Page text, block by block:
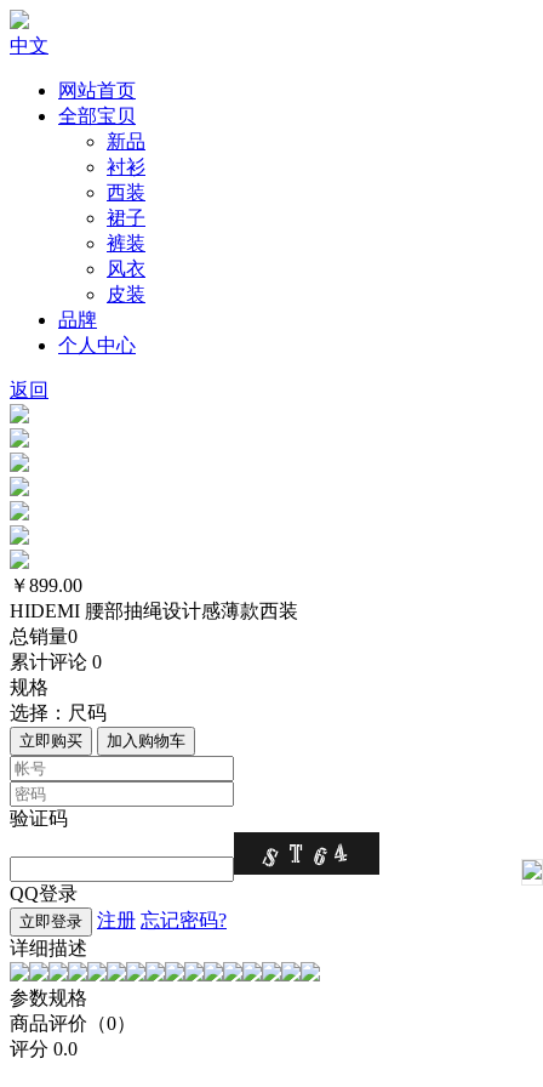
中文
网站首页
全部宝贝
新品
衬衫
西装
裙子
裤装
风衣
皮装
品牌
个人中心
返回
￥899.00
HIDEMI 腰部抽绳设计感薄款西装
总销量0
累计评论 0
规格
选择： 尺码
立即购买 加入购物车
验证码
QQ登录
立即登录 注册 忘记密码?
详细描述
参数规格
商品评价（0）
评分 0.0